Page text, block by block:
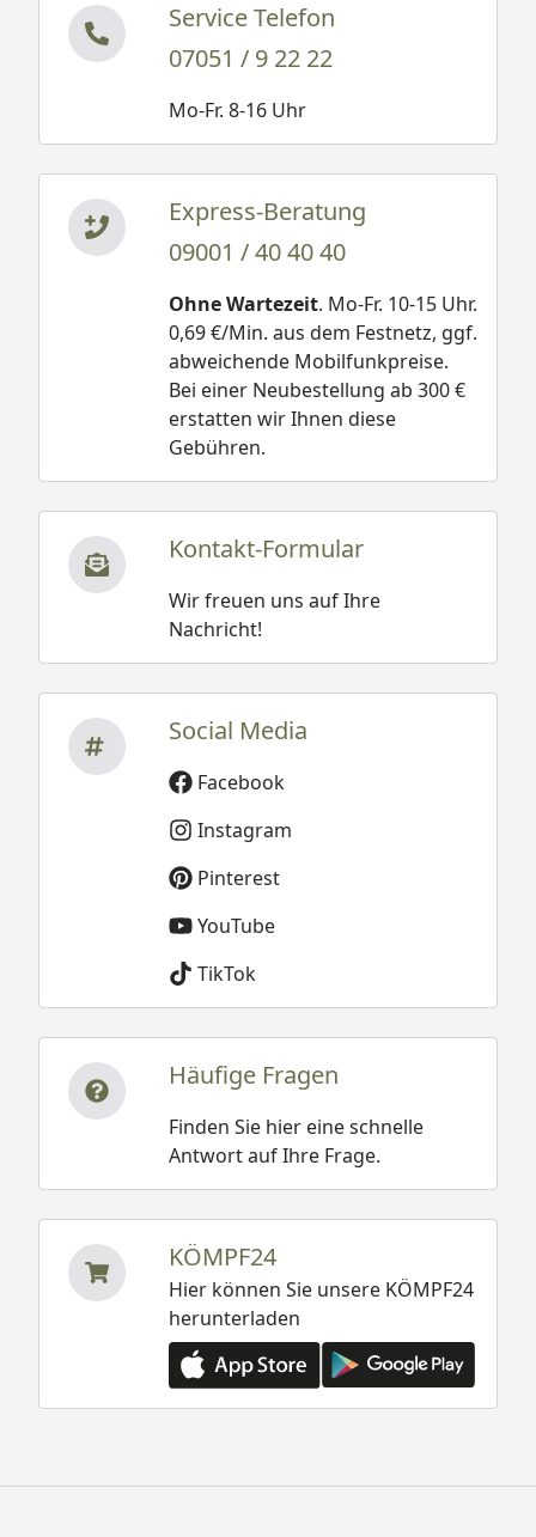
Service Telefon
07051 / 9 22 22
Mo-Fr. 8-16 Uhr
Express-Beratung
09001 / 40 40 40
Ohne Wartezeit. Mo-Fr. 10-15 Uhr.
0,69 €/Min. aus dem Festnetz, ggf.
abweichende Mobilfunkpreise.
Bei einer Neubestellung ab 300 €
erstatten wir Ihnen diese
Gebühren.
Kontakt-Formular
Wir freuen uns auf Ihre
Nachricht!
Social Media
Facebook
Instagram
Pinterest
YouTube
TikTok
Häufige Fragen
Finden Sie hier eine schnelle
Antwort auf Ihre Frage.
KÖMPF24
Hier können Sie unsere KÖMPF24
herunterladen